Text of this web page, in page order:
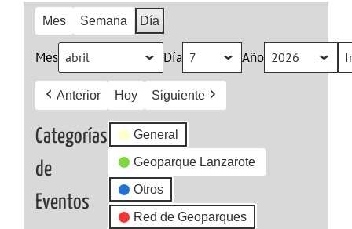
Mes Semana Día
Mes Día Año
Anterior Hoy Siguiente
Categorías
de
Eventos
General
Geoparque Lanzarote
Otros
Red de Geoparques